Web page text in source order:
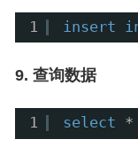
1 insert
9. 查询数据
1 select *